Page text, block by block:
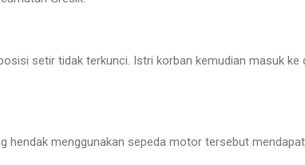
setir tidak terkunci. Istri korban kemudian masuk ke
hendak menggunakan sepeda motor tersebut